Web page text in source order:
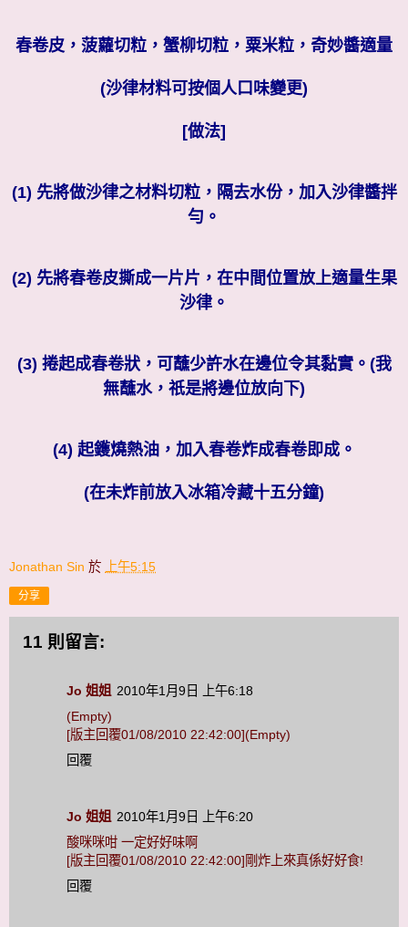
春卷皮，菠蘿切粒，蟹柳切粒，粟米粒，奇妙醬適量
(沙律材料可按個人口味變更)
[做法]
(1) 先將做沙律之材料切粒，隔去水份，加入沙律醬拌
勻。
(2) 先將春卷皮撕成一片片，在中間位置放上適量生果
沙律。
(3) 捲起成春卷狀，可蘸少許水在邊位令其黏實。(我
無蘸水，祇是將邊位放向下)
(4) 起鑊燒熱油，加入春卷炸成春卷即成。
(在未炸前放入冰箱冷藏十五分鐘)
Jonathan Sin 於 上午5:15
分享
11 則留言:
Jo 姐姐 2010年1月9日 上午6:18
(Empty)
[版主回覆01/08/2010 22:42:00](Empty)
回覆
Jo 姐姐 2010年1月9日 上午6:20
酸咪咪咁 一定好好味啊
[版主回覆01/08/2010 22:42:00]剛炸上來真係好好食!
回覆